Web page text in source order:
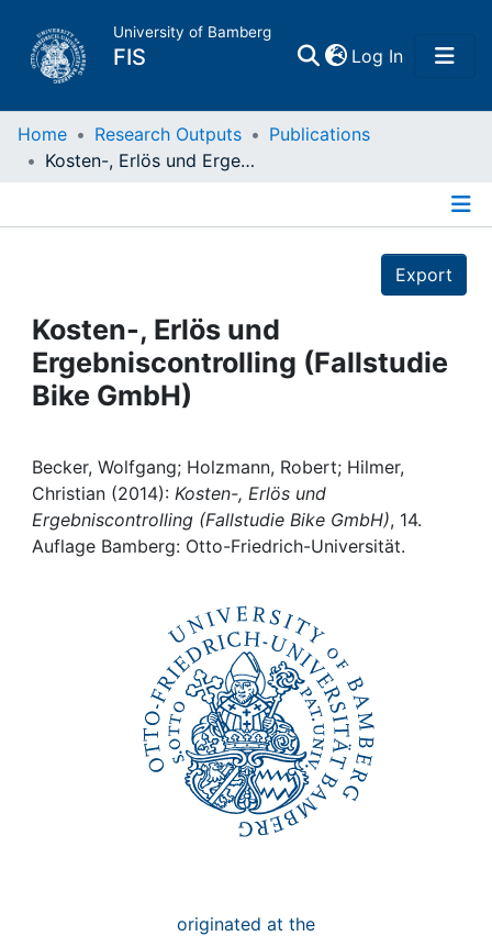
University of Bamberg
FIS Log In(current)
Home
Projects
People
Awards
My FIS
Home Research Outputs
Publications
Kosten-, Erlös und Ergebniscontrolling (Fallstudie Bike GmbH)
Export
Kosten-, Erlös und
Ergebniscontrolling (Fallstudie
Bike GmbH)
Becker, Wolfgang; Holzmann, Robert; Hilmer,
Christian (2014): Kosten-, Erlös und
Ergebniscontrolling (Fallstudie Bike GmbH), 14.
Auflage Bamberg: Otto-Friedrich-Universität.
originated at the